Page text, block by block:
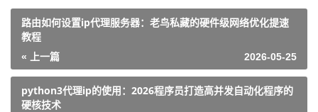
路由如何设置ip代理服务器：老鸟私藏的硬件级网络优化提速
教程
« 上一篇 2026-05-25
python3代理ip的使用：2026程序员打造高并发自动化程序的
硬核技术